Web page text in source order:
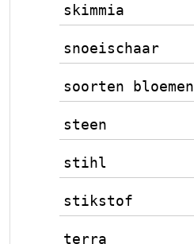
skimmia
snoeischaar
soorten bloemen
steen
stihl
stikstof
terra